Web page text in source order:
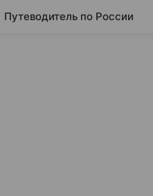
Путеводитель по России